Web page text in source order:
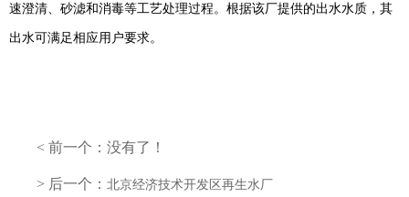
速澄清、砂滤和消毒等工艺处理过程。根据该厂提供的出水水质，其
出水可满足相应用户要求。
< 前一个：没有了！
> 后一个： 北京经济技术开发区再生水厂